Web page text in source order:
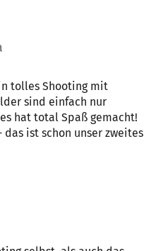
tolles Shooting mit
sind einfach nur
hat total Spaß gemacht!
das ist schon unser zweites